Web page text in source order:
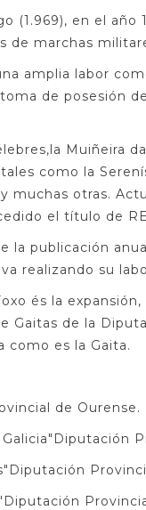
(1.969), en el
de marchas
amplia labor
de posesión
Muiñeira
como la
muchas otras.
el título de
la publicación
realizando su
és la
Gaitas de la
como es la Gaita.
de Ourense.